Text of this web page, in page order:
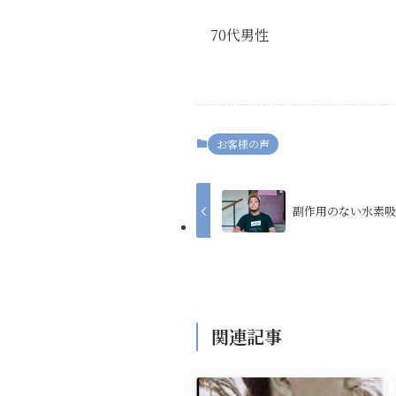
70代男性
お客様の声
副作用のない水素
関連記事